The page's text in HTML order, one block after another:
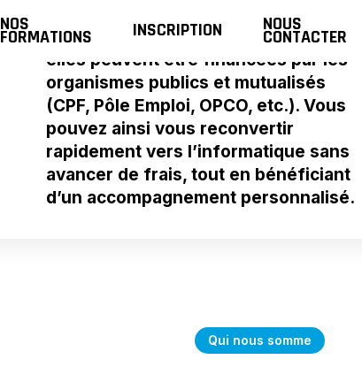
NOS
FORMATIONS INSCRIPTION NOUS
CONTACTER
Nos formations certifiées Qualiopi
sont gratuites pour les apprenants, car
elles peuvent être financées par les
organismes publics et mutualisés
(CPF, Pôle Emploi, OPCO, etc.). Vous
pouvez ainsi vous reconvertir
rapidement vers l’informatique sans
avancer de frais, tout en bénéficiant
d’un accompagnement personnalisé.
Qui nous somme